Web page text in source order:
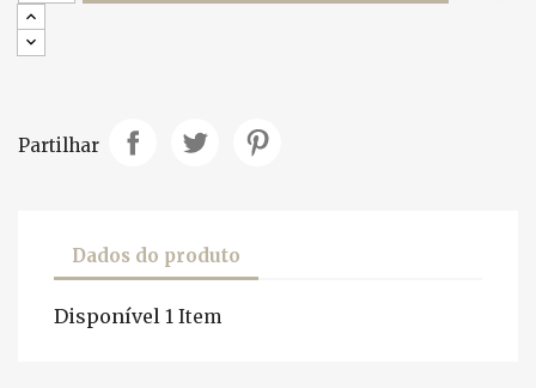
Partilhar
Dados do produto
Disponível 1 Item